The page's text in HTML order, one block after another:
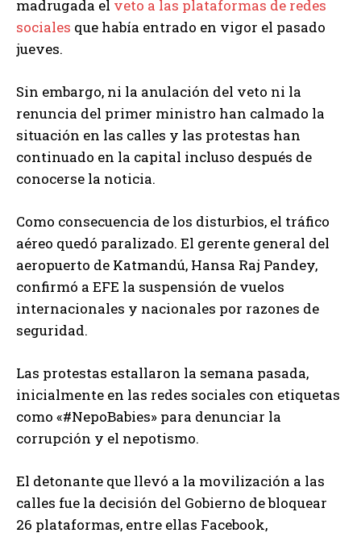
madrugada el veto a las plataformas de redes
sociales que había entrado en vigor el pasado
jueves.
Sin embargo, ni la anulación del veto ni la
renuncia del primer ministro han calmado la
situación en las calles y las protestas han
continuado en la capital incluso después de
conocerse la noticia.
Como consecuencia de los disturbios, el tráfico
aéreo quedó paralizado. El gerente general del
aeropuerto de Katmandú, Hansa Raj Pandey,
confirmó a EFE la suspensión de vuelos
internacionales y nacionales por razones de
seguridad.
Las protestas estallaron la semana pasada,
inicialmente en las redes sociales con etiquetas
como «#NepoBabies» para denunciar la
corrupción y el nepotismo.
El detonante que llevó a la movilización a las
calles fue la decisión del Gobierno de bloquear
26 plataformas, entre ellas Facebook,